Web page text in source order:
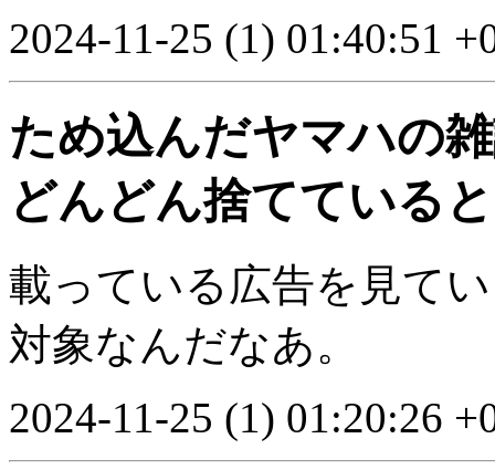
2024-11-25 (1) 01:40:51
ため込んだヤマハの
どんどん捨てている
載っている広告を見て
対象なんだなあ。
2024-11-25 (1) 01:20:26